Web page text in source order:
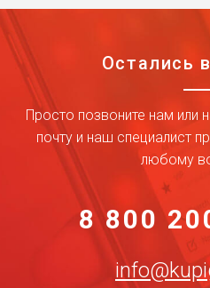
Остались
Просто позвоните нам или
почту и наш специалист
любому
8 800